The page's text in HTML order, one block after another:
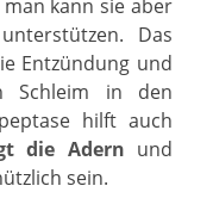
kann sie aber
Das
Entzündung und
Schleim in den
hilft auch
die Adern und
sein.